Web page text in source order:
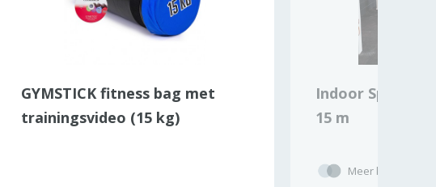
GYMSTICK fitness bag met
trainingsvideo (15 kg)
Indoor
15 m
Meer kleuren/